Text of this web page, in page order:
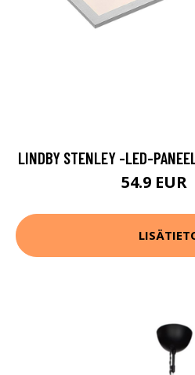
LINDBY STENLEY -LED-
54.9 EUR